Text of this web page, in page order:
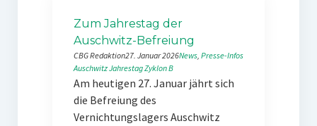
Zum Jahrestag der
Auschwitz-Befreiung
CBG Redaktion27. Januar 2026News, Presse-Infos
AuschwitzJahrestagZyklon B
Am heutigen 27. Januar jährt sich
die Befreiung des
Vernichtungslagers Auschwitz